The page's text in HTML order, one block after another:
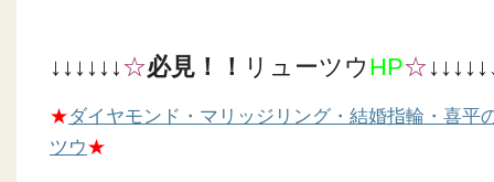
↓↓↓↓↓↓☆必見！！ リューツウ HP☆
★ダイヤモンド・マリッジリング・結婚指輪・喜平
ツウ★